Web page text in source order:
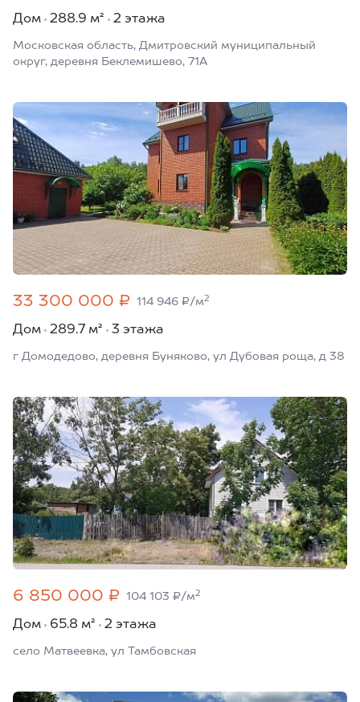
Дом 288.9 м² 2 этажа
Московская область, Дмитровский муниципальный
округ, деревня Беклемишево, 71А
33 300 000 ₽ 114 946 ₽/м 2
Дом 289.7 м² 3 этажа
г Домодедово, деревня Буняково, ул Дубовая роща, д 38
6 850 000 ₽ 104 103 ₽/м 2
Дом 65.8 м² 2 этажа
село Матвеевка, ул Тамбовская